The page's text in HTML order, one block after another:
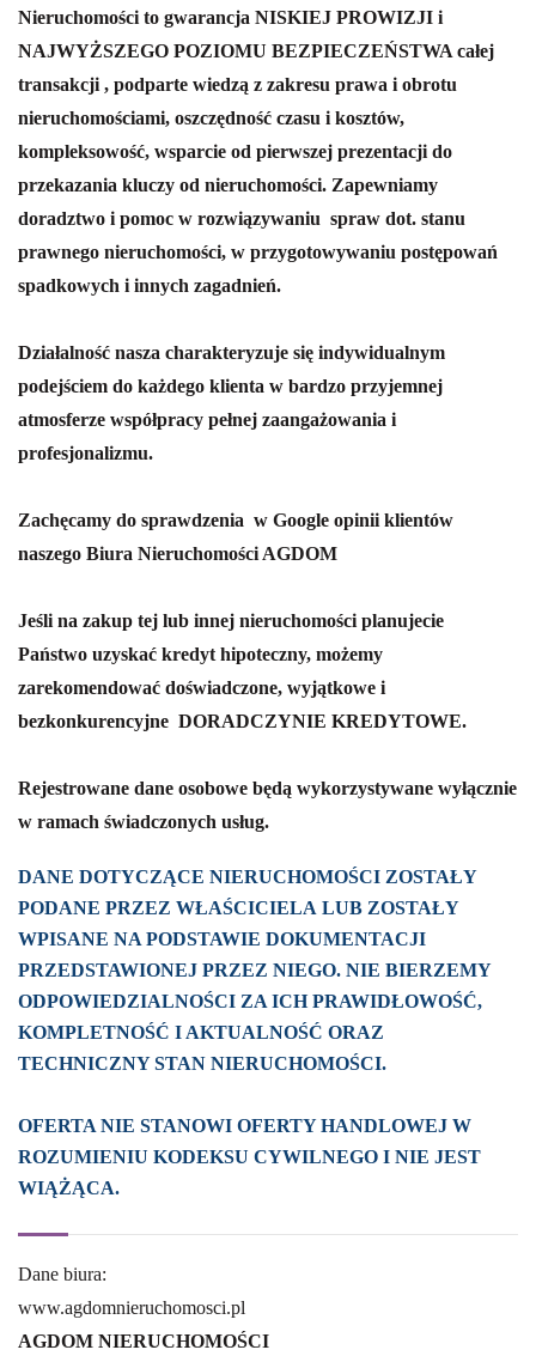
Nieruchomości to gwarancja NISKIEJ PROWIZJI i
NAJWYŻSZEGO POZIOMU BEZPIECZEŃSTWA całej
transakcji , podparte wiedzą z zakresu prawa i obrotu
nieruchomościami, oszczędność czasu i kosztów,
kompleksowość, wsparcie od pierwszej prezentacji do
przekazania kluczy od nieruchomości. Zapewniamy
doradztwo i pomoc w rozwiązywaniu spraw dot. stanu
prawnego nieruchomości, w przygotowywaniu postępowań
spadkowych i innych zagadnień.
Działalność nasza charakteryzuje się indywidualnym
podejściem do każdego klienta w bardzo przyjemnej
atmosferze współpracy pełnej zaangażowania i
profesjonalizmu.
Zachęcamy do sprawdzenia w Google opinii klientów
naszego Biura Nieruchomości AGDOM
Jeśli na zakup tej lub innej nieruchomości planujecie
Państwo uzyskać kredyt hipoteczny, możemy
zarekomendować doświadczone, wyjątkowe i
bezkonkurencyjne DORADCZYNIE KREDYTOWE.
Rejestrowane dane osobowe będą wykorzystywane wyłącznie
w ramach świadczonych usług.
DANE DOTYCZĄCE NIERUCHOMOŚCI ZOSTAŁY
PODANE PRZEZ WŁAŚCICIELA LUB ZOSTAŁY
WPISANE NA PODSTAWIE DOKUMENTACJI
PRZEDSTAWIONEJ PRZEZ NIEGO. NIE BIERZEMY
ODPOWIEDZIALNOŚCI ZA ICH PRAWIDŁOWOŚĆ,
KOMPLETNOŚĆ I AKTUALNOŚĆ ORAZ
TECHNICZNY STAN NIERUCHOMOŚCI.
OFERTA NIE STANOWI OFERTY HANDLOWEJ W
ROZUMIENIU KODEKSU CYWILNEGO I NIE JEST
WIĄŻĄCA.
Dane biura:
www.agdomnieruchomosci.pl
AGDOM NIERUCHOMOŚCI